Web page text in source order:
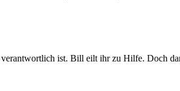
ist. Bill eilt ihr zu Hilfe. Doch